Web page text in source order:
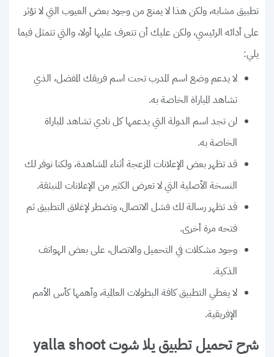
تطبيق مشابه، ولكن هذا لا يمنع من وجود بعض العيوب التي لا تؤثر
على أدائه الرئيسي، ولكن عليك أن تتعرف عليها أولا، والتي تتمثل فيما
يلي:
لا يدعم وضع اسم المدرب تحت اسم فريقك المفضل، الذي
تشاهد المباراة الخاصة به.
لن تجد اسم الدولة التي يدعمها كل نادي تشاهد المباراة
الخاصة به.
قد تظهر بعض الإعلانات المزعجة أثناء المشاهدة، ولكنا نوفر لك
النسخة الأصلية التي لا تعرض الكثير من الإعلانات المنبثقة.
قد تظهر رسالة لك فشل الاتصال، وتضطر لإغلاق التطبيق ثم
فتحه مرة أخرى.
وجود مشكلات في التحميل والاتصال، على بعض الهواتف
الذكية.
لا يغطي التطبيق كافة البطولات العالمية، وأهمها كأس الأمم
الإفريقية.
شرح تحميل تطبيق يلا شوت yalla shoot